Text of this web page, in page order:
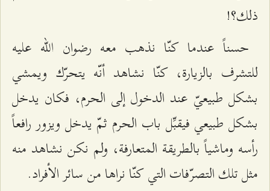
ذلك؟!
حسناً عندما كنّا نذهب معه رضوان الله عليه
للتشرف بالزيارة، كنّا نشاهد أنّه يتحرّك ويمشي
بشكل طبيعيّ عند الدخول إلى الحرم، فكان يدخل
بشكل طبيعي فيقبِّل باب الحرم ثمّ يدخل ويزور رافعاً
رأسه وماشياً بالطريقة المتعارفة، ولم نكن نشاهد منه
مثل تلك التصرّفات التي كنّا نراها من سائر الأفراد.